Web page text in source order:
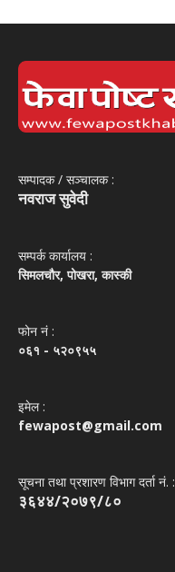
सम्पादक / सञ्‍चालक :
नवराज सुवेदी
सम्पर्क कार्यालय :
सिमलचौर, पोखरा, कास्की
फोन नं‌ :
०६१ - ५२०९५५
इमेल :
fewapost@gmail.com
सूचना तथा प्रशारण विभाग दर्ता नं. :
३६४४/२०७९/८०